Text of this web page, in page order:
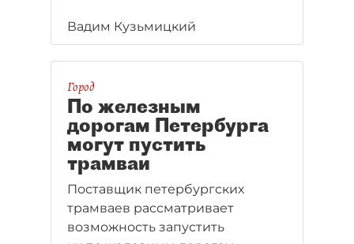
Вадим Кузьмицкий
Город
По железным
дорогам Петербурга
могут пустить
трамваи
Поставщик петербургских
трамваев рассматривает
возможность запустить